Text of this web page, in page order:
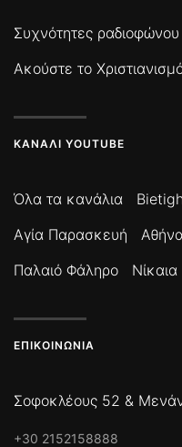
Συχνότητες ραδιοφώνου
Ακούστε το
ΚΑΝΆΛΙ YOUTUBE
Όλα τα κανάλια
Αγία Παρασκευή
Παλαιό Φάληρο
Νίκαια
ΕΠΙΚΟΙΝΩΝΊΑ
Σοφοκλέους 52 &
+30 2152158888